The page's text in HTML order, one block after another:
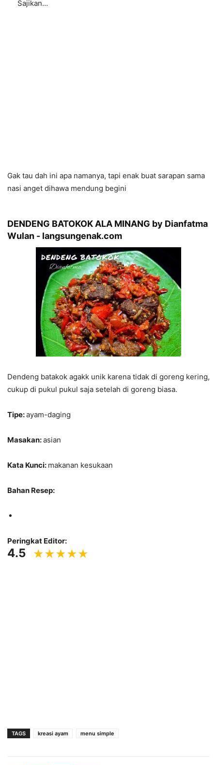
Sajikan…
Gak tau dah ini apa namanya, tapi enak buat sarapan sama
nasi anget dihawa mendung begini
DENDENG BATOKOK ALA MINANG by Dianfatma
Wulan - langsungenak.com
Dendeng batakok agakk unik karena tidak di goreng kering,
cukup di pukul pukul saja setelah di goreng biasa.
Tipe:ayam-daging
Masakan:asian
Kata Kunci: makanan kesukaan
Bahan Resep:
Peringkat Editor:
4.5
TAGS kreasi ayam menu simple